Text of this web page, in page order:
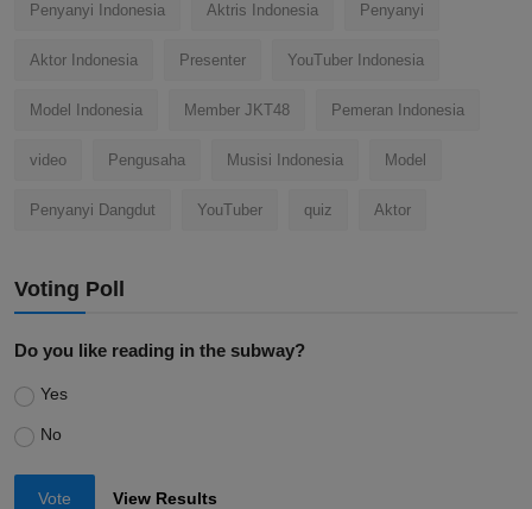
Penyanyi Indonesia Aktris Indonesia Penyanyi
Aktor Indonesia Presenter YouTuber Indonesia
Model Indonesia Member JKT48 Pemeran Indonesia
video Pengusaha Musisi Indonesia Model
Penyanyi Dangdut YouTuber quiz Aktor
Voting Poll
Do you like reading in the subway?
Yes
No
Vote View Results